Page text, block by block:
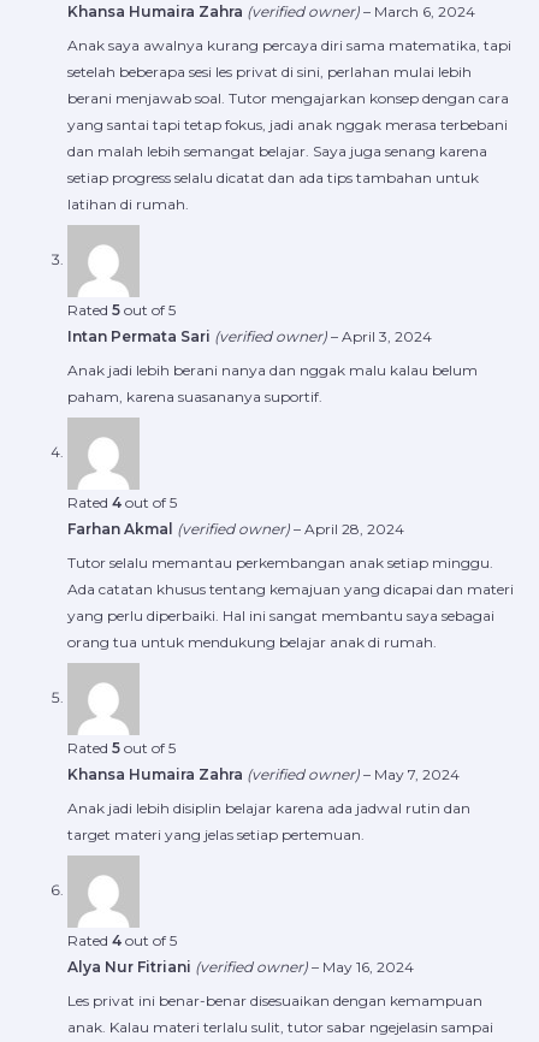
Khansa Humaira Zahra (verified owner) – March 6, 2024
Anak saya awalnya kurang percaya diri sama matematika, tapi
setelah beberapa sesi les privat di sini, perlahan mulai lebih
berani menjawab soal. Tutor mengajarkan konsep dengan cara
yang santai tapi tetap fokus, jadi anak nggak merasa terbebani
dan malah lebih semangat belajar. Saya juga senang karena
setiap progress selalu dicatat dan ada tips tambahan untuk
latihan di rumah.
Rated 5 out of 5
Intan Permata Sari (verified owner) – April 3, 2024
Anak jadi lebih berani nanya dan nggak malu kalau belum
paham, karena suasananya suportif.
Rated 4 out of 5
Farhan Akmal (verified owner) – April 28, 2024
Tutor selalu memantau perkembangan anak setiap minggu.
Ada catatan khusus tentang kemajuan yang dicapai dan materi
yang perlu diperbaiki. Hal ini sangat membantu saya sebagai
orang tua untuk mendukung belajar anak di rumah.
Rated 5 out of 5
Khansa Humaira Zahra (verified owner) – May 7, 2024
Anak jadi lebih disiplin belajar karena ada jadwal rutin dan
target materi yang jelas setiap pertemuan.
Rated 4 out of 5
Alya Nur Fitriani (verified owner) – May 16, 2024
Les privat ini benar-benar disesuaikan dengan kemampuan
anak. Kalau materi terlalu sulit, tutor sabar ngejelasin sampai